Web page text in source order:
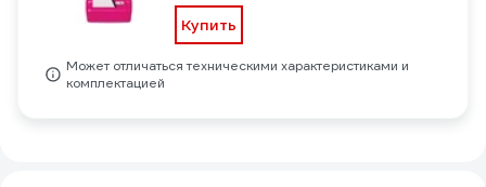
Купить
Может отличаться техническими характеристиками и
комплектацией